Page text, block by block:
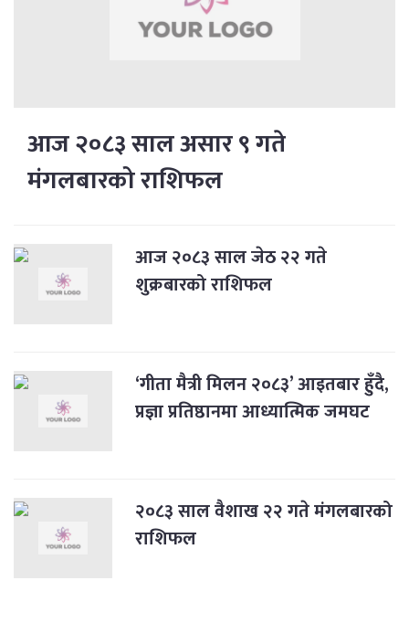
आज २०८३ साल असार ९ गते
मंगलबारको राशिफल
आज २०८३ साल जेठ २२ गते
शुक्रबारको राशिफल
‘गीता मैत्री मिलन २०८३’ आइतबार हुँदै,
प्रज्ञा प्रतिष्ठानमा आध्यात्मिक जमघट
२०८३ साल वैशाख २२ गते मंगलबारको
राशिफल